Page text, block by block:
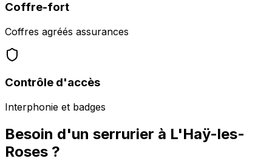
Coffre-fort
Coffres agréés assurances
Contrôle d'accès
Interphonie et badges
Besoin d'un serrurier à L'Haÿ-les-
Roses ?